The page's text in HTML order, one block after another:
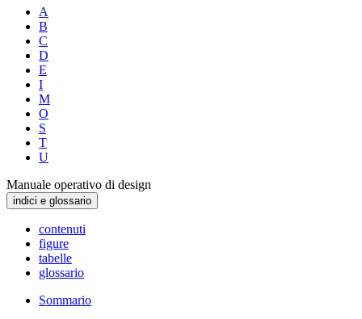
A
B
C
D
E
I
M
O
S
T
U
Manuale operativo di design
indici e glossario
contenuti
figure
tabelle
glossario
Sommario